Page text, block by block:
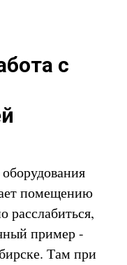
с
помещению
расслабиться,
пример -
Там при